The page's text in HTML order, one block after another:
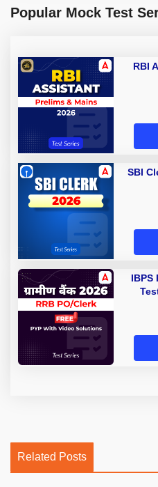
Popular Mock Test
RBI
SBI
IBPS
Related Posts